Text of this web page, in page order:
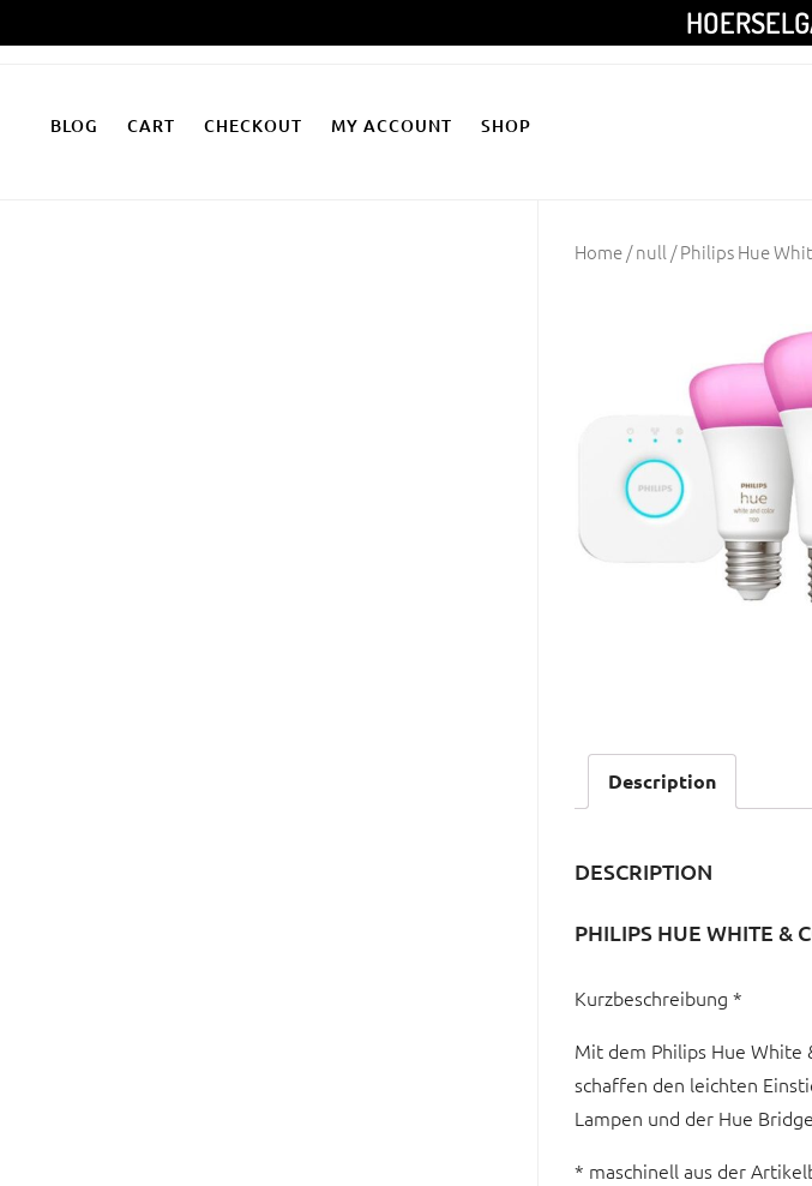
Inhalt
BLOG CART CHECKOUT MY ACCOUNT SHOP
Home/null / Philips Hue
Description
DESCRIPTION
PHILIPS HUE WHITE &
Kurzbeschreibung *
Mit dem Philips Hue White
schaffen den leichten
Lampen und der Hue
* maschinell aus der